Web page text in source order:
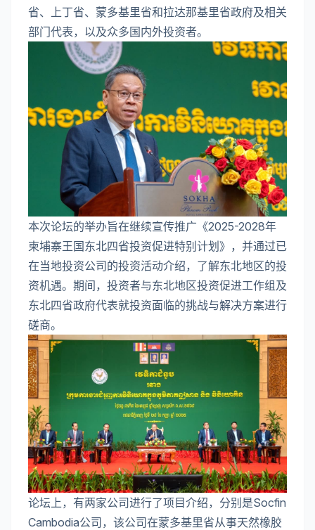
省、上丁省、蒙多基里省和拉达那基里省政府及相关
部门代表，以及众多国内外投资者。
本次论坛的举办旨在继续宣传推广《2025-2028年
柬埔寨王国东北四省投资促进特别计划》，并通过已
在当地投资公司的投资活动介绍，了解东北地区的投
资机遇。期间，投资者与东北地区投资促进工作组及
东北四省政府代表就投资面临的挑战与解决方案进行
磋商。
论坛上，有两家公司进行了项目介绍，分别是Socfin
Cambodia公司，该公司在蒙多基里省从事天然橡胶